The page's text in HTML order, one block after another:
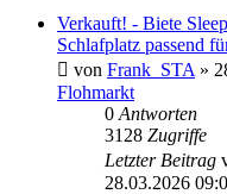
Verkauft! - Biete
Schlafplatz passend
von Frank_STA »
Flohmarkt
0 Antworten
3128 Zugriffe
Letzter Beitrag
28.03.2026